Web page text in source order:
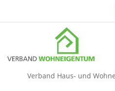
Verband Haus- und